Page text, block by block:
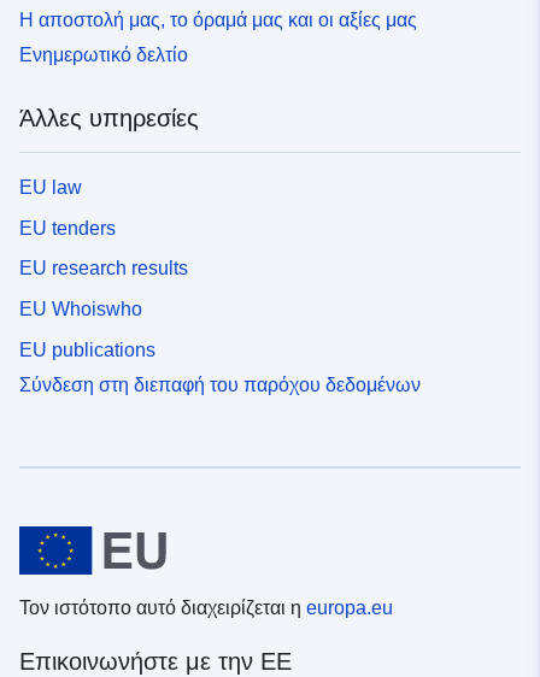
Η αποστολή μας, το όραμά μας και οι αξίες μας
Ενημερωτικό δελτίο
Άλλες υπηρεσίες
EU law
EU tenders
EU research results
EU Whoiswho
EU publications
Σύνδεση στη διεπαφή του παρόχου δεδομένων
Τον ιστότοπο αυτό διαχειρίζεται η europa.eu
Επικοινωνήστε με την ΕΕ